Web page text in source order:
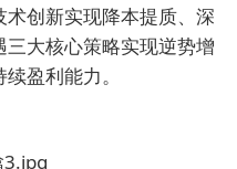
创新实现降本提质、深
大核心策略实现逆势增
盈利能力。